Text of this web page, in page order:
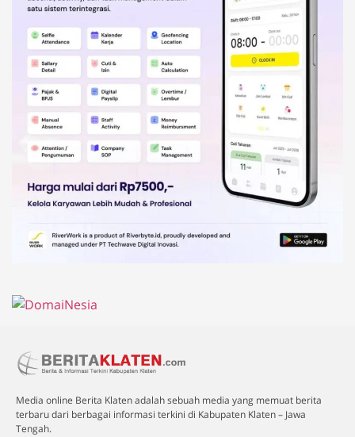
Media online Berita Klaten adalah sebuah media yang memuat berita
terbaru dari berbagai informasi terkini di Kabupaten Klaten – Jawa
Tengah.